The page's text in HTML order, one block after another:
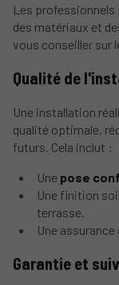
Les
des matériaux et
vous conseiller sur
Qualité de
Une installation
qualité optimale,
futurs. Cela inclut :
Une pose
Une finition
terrasse.
Une
Garantie et